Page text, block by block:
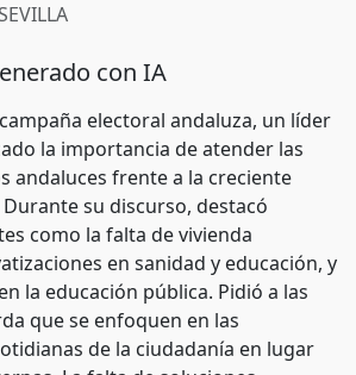
con IA
electoral andaluza, un líder
la importancia de atender las
andaluces frente a la creciente
su discurso, destacó
como la falta de vivienda
en sanidad y educación, y
la educación pública. Pidió a las
que se enfoquen en las
de la ciudadanía en lugar